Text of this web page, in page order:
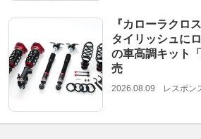
『カローラクロ
タイリッシュに
の車高調キット
売
2026.08.09 レスポン